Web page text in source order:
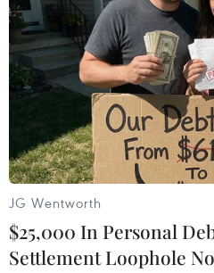
JG Wentworth
$25,000 In Personal
Settlement Loophole